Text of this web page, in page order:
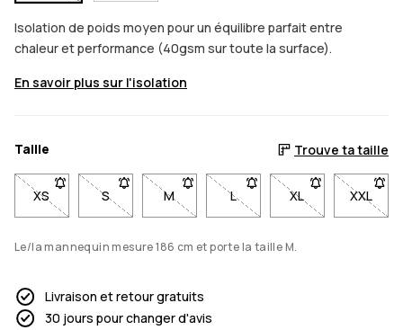
Isolation de poids moyen pour un équilibre parfait entre
chaleur et performance (40gsm sur toute la surface).
En savoir plus sur l'isolation
Taille Trouve ta taille
XS- Taille XS non disponible. Clique pour être averti quand elle
S- Taille S non disponible. Clique pour être averti
M- Taille M non disponible. Clique pour
L- Taille L non disponible.
XL- Taille XL non
XXL
-
Le/la mannequin mesure 186 cm et porte la taille M.
Livraison et retour gratuits
30 jours pour changer d'avis